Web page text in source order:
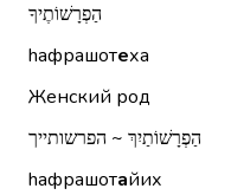
הַפְרָשׁוֹתֶיךָ
hафрашотеха
Женский род
הַפְרָשׁוֹתַיִךְ ~ הפרשותייך
hафрашотайих